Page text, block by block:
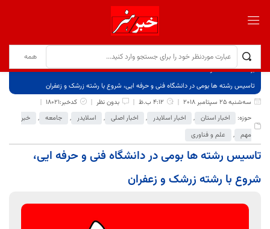
برگ نخست
نوشته‌ها
تاسیس رشته ها بومی در دانشگاه فنی و حرفه ایی، شروع با رشته زرشک و زعفران
سه‌شنبه 25 سپتامبر 2018
4:12 ب.ظ بدون نظر
کدخبر:18021
حوزه:
اخبار استان , اخبار اسلایدر , اخبار اصلی , اسلایدر , جامعه ,
خبر
مهم , علم و فناوری
تاسیس رشته ها بومی در دانشگاه فنی و حرفه ایی،
شروع با رشته زرشک و زعفران